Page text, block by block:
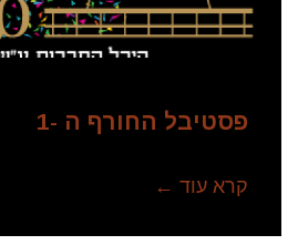
פסטיבל החורף ה -1
קרא עוד ←